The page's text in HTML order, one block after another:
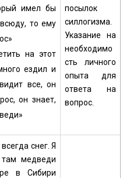
имел бы
то ему
на этот
ездил и
все, он
он знает,
посылок
силлогизма.
Указание на
необходимо
сть личного
опыта для
ответа на
вопрос.
снег. Я
медведи
в Сибири